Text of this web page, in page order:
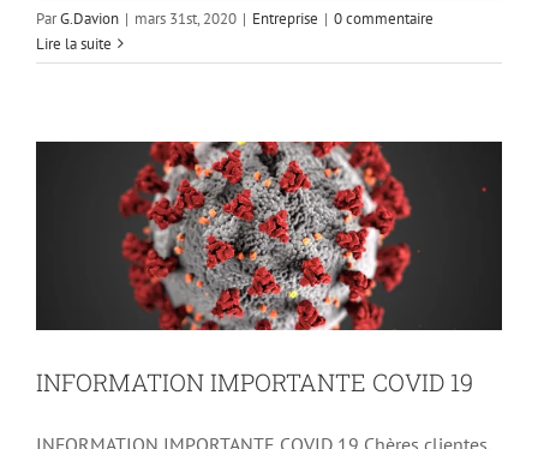
ParG.Davion | mars 31st, 2020 | Entreprise | 0 commentaire
Lire la suite
INFORMATION IMPORTANTE COVID 19
INFORMATION IMPORTANTE COVID 19